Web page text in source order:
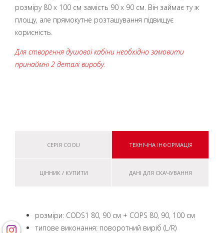
розміру 80 х 100 см замість 90 х 90 см. Він займає ту ж
площу, але прямокутне розташування підвищує
корисність.
Для створення душової кабіни необхідно замовити
принаймні 2 деталі виробу.
СЕРІЯ COOL! ТЕХНІЧНА ІНФОРМАЦІЯ
ЦІННИК / КУПИТИ ДАНІ ДЛЯ СКАЧУВАННЯ
розміри: CODS1 80, 90 см + COPS 80, 90, 100 см
типове виконання: поворотний виріб (L/R)